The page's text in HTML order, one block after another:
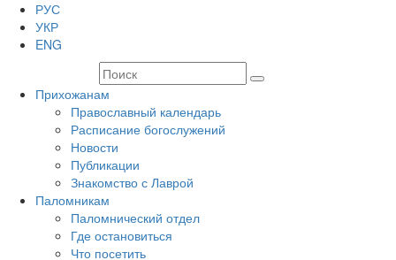
РУС
УКР
ENG
Прихожанам
Православный календарь
Расписание богослужений
Новости
Публикации
Знакомство с Лаврой
Паломникам
Паломнический отдел
Где остановиться
Что посетить